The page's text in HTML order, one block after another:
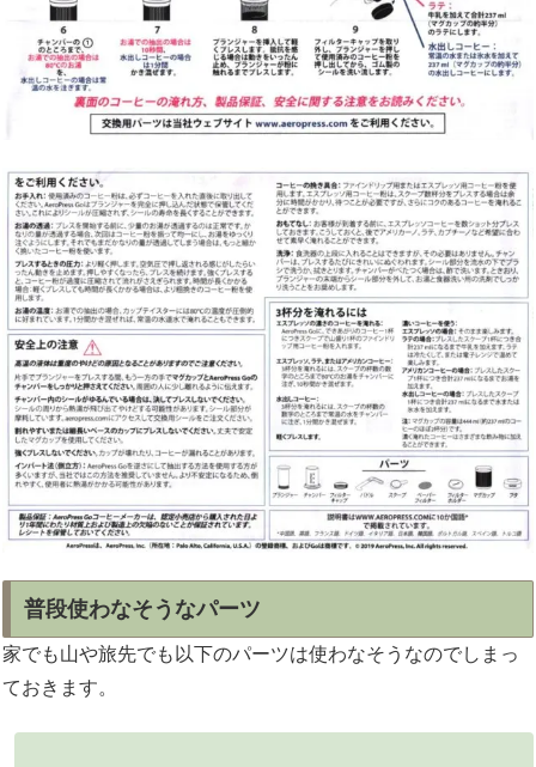
普段使わなそうなパーツ
家でも山や旅先でも以下のパーツは使わなそうなのでしまっ
ておきます。